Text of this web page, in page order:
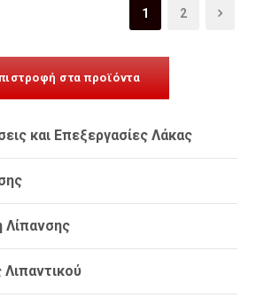
1 2
στα προϊόντα
και Επεξεργασίες Λάκας
Λίπανσης